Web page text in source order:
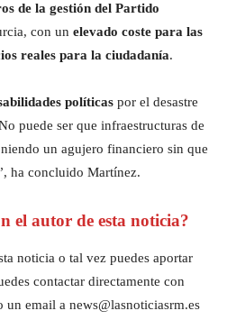
de la gestión del Partido
con un elevado coste para las
reales para la ciudadanía.
políticas por el desastre
puede ser que infraestructuras de
un agujero financiero sin que
ha concluido Martínez.
el autor de esta noticia?
noticia o tal vez puedes aportar
contactar directamente con
un email a news@lasnoticiasrm.es